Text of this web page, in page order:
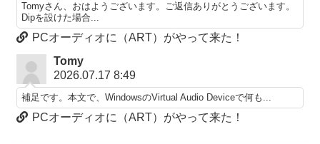
Tomyさん、おはようございます。ご返信ありがとうございます。
Dipを設けた場合...
PCオーディオに（ART）がやって来た！
Tomy
2026.07.17 8:49
補足です。本文で、WindowsのVirtual Audio Deviceで何も...
PCオーディオに（ART）がやって来た！